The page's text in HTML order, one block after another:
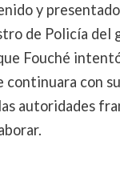
y
de Policía del
Fouché
continuara con
autoridades